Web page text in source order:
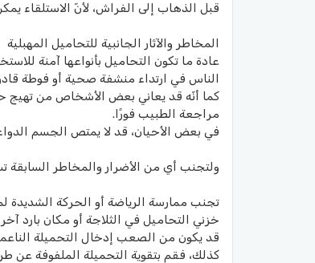
قبل الذهاب إلى الفراش، لأنّ الاستلقاء
المخاطر والآثار الجانبية للتحاميل المهبلية
عادة ما تكون التحاميل بأنواعها آمنة
الناس في ارتداء منشفة صحية أو فوطة
كما أنّه قد يعاني بعض الأشخاص من تهيج
مراجعة الطبيب فورًا.
في بعض الأحيان، قد لا يمتص الجسم
ولتجنب أي من الأضرار والمخاطر السابقة
تجنب ممارسة الرياضة أو الحركة الشديدة لمدة 60 دقيقة بعد إدخال
خزني التحاميل في الثلاجة أو مكان بارد
قد يكون من الصعب إدخال التحميلة
كذلك، فقم بتقوية التحميلة الملفوفة عن